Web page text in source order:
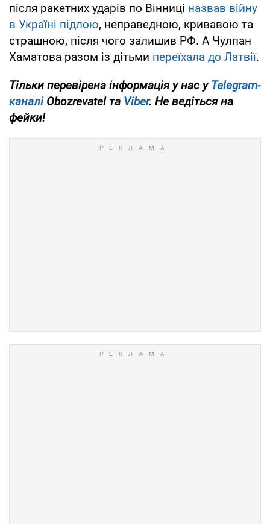
після ракетних ударів по Вінниці назвав війну
в Україні підлою, неправедною, кривавою та
страшною, після чого залишив РФ. А Чулпан
Хаматова разом із дітьми переїхала до Латвії.
Тільки перевірена інформація у нас уTelegram-
каналіObozrevatel та Viber. Не ведіться на
фейки!